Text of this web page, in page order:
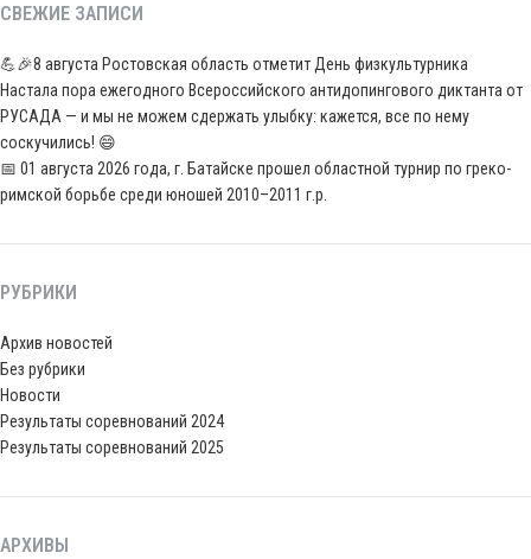
СВЕЖИЕ ЗАПИСИ
💪🎉8 августа Ростовская область отметит День физкультурника
Настала пора ежегодного Всероссийского антидопингового диктанта от
РУСАДА — и мы не можем сдержать улыбку: кажется, все по нему
соскучились! 😄
📅 01 августа 2026 года, г. Батайске прошел областной турнир по греко-
римской борьбе среди юношей 2010–2011 г.р.
РУБРИКИ
Архив новостей
Без рубрики
Новости
Результаты соревнований 2024
Результаты соревнований 2025
АРХИВЫ